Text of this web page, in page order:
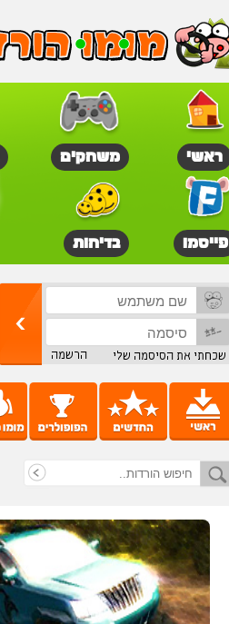
ראשי משחקים
פייסמו בדיחות
שכחתי את הסיסמה שלי הרשמה